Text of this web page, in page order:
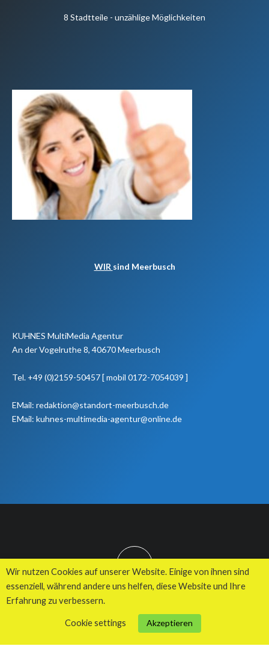
8 Stadtteile - unzählige Möglichkeiten
WIR sind Meerbusch
KUHNES MultiMedia Agentur
An der Vogelruthe 8, 40670 Meerbusch
Tel. +49 (0)2159-50457 [ mobil 0172-7054039 ]
EMail: redaktion@standort-meerbusch.de
EMail: kuhnes-multimedia-agentur@online.de
TOP
© 2026 Kuhnes MultiMedia Agentur
Wir nutzen Cookies auf unserer Website. Einige von ihnen sind
essenziell, während andere uns helfen, diese Website und Ihre
Erfahrung zu verbessern.
Cookie settings Akzeptieren